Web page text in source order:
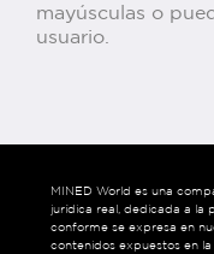
mayúsculas o
usuario.
MINED World es una
jurídica real, dedicada a la
conforme se expresa en
contenidos expuestos en